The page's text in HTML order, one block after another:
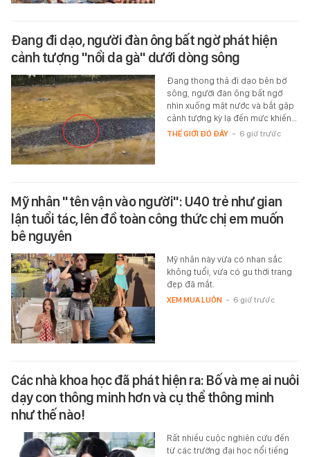
Đang đi dạo, người đàn ông bất ngờ phát hiện
cảnh tượng "nổi da gà" dưới dòng sông
Đang thong thả đi dạo bên bờ
sông, người đàn ông bất ngờ
nhìn xuống mặt nước và bắt gặp
cảnh tượng kỳ lạ đến mức khiến…
THẾ GIỚI ĐÓ ĐÂY - 6 giờ trước
Mỹ nhân "tên vận vào người": U40 trẻ như gian
lận tuổi tác, lên đồ toàn công thức chị em muốn
bê nguyên
Mỹ nhân này vừa có nhan sắc
không tuổi, vừa có gu thời trang
đẹp đã mắt.
XEM MUA LUÔN - 6 giờ trước
Các nhà khoa học đã phát hiện ra: Bố và mẹ ai nuôi
dạy con thông minh hơn và cụ thể thông minh
như thế nào!
Rất nhiều cuộc nghiên cứu đến
từ các trường đại học nổi tiếng